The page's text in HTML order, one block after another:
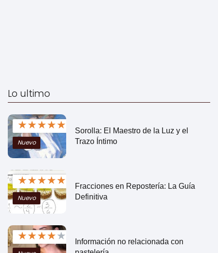
Lo ultimo
★★★★★
Nuevo
Sorolla: El Maestro de la Luz y el
Trazo Íntimo
★★★★★
Nuevo
Fracciones en Repostería: La Guía
Definitiva
★★★★★
Información no relacionada con